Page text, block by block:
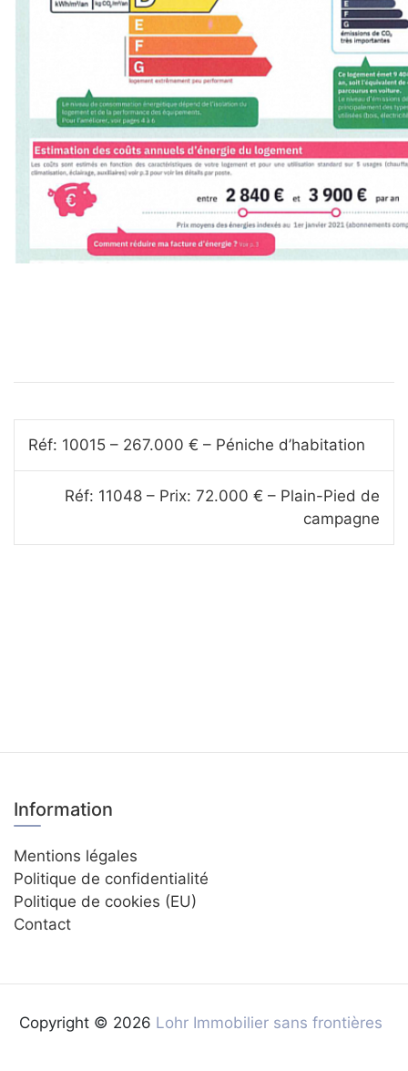
Navigation
de
l’article
Réf: 10015 – 267.000 € – Péniche d’habitation
Réf: 11048 – Prix: 72.000 € – Plain-Pied de
campagne
Information
Mentions légales
Politique de confidentialité
Politique de cookies (EU)
Contact
Copyright © 2026 Lohr Immobilier sans frontières